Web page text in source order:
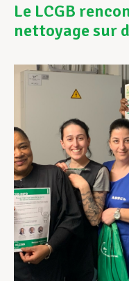
Vos droits
Assistance
Devenir
Actualités
Le LCGB
nettoyage sur